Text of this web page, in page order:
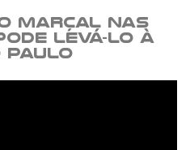
Marçal nas
levá-lo à
Paulo